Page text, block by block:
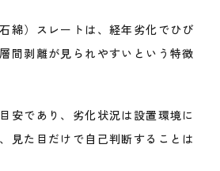
綿）スレートは、経年劣化でひび
間剥離が見られやすいという特徴
安であり、劣化状況は設置環境に
見た目だけで自己判断することは